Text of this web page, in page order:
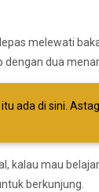
melewati
dua
itu ada di sini.
kalau mau
berkunjung.